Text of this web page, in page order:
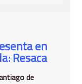
en
Resaca
de